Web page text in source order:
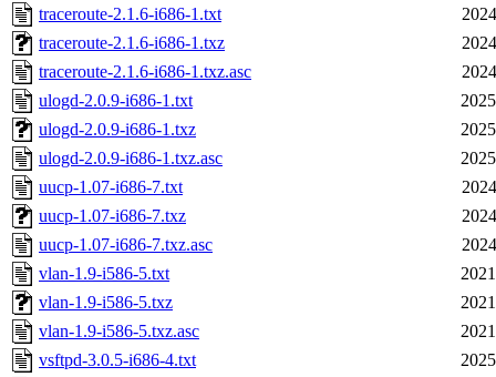
traceroute-2.1.6-i686-1.txt
traceroute-2.1.6-i686-1.txz
traceroute-2.1.6-i686-1.txz.asc
ulogd-2.0.9-i686-1.txt
ulogd-2.0.9-i686-1.txz
ulogd-2.0.9-i686-1.txz.asc
uucp-1.07-i686-7.txt
uucp-1.07-i686-7.txz
uucp-1.07-i686-7.txz.asc
vlan-1.9-i586-5.txt
vlan-1.9-i586-5.txz
vlan-1.9-i586-5.txz.asc
vsftpd-3.0.5-i686-4.txt